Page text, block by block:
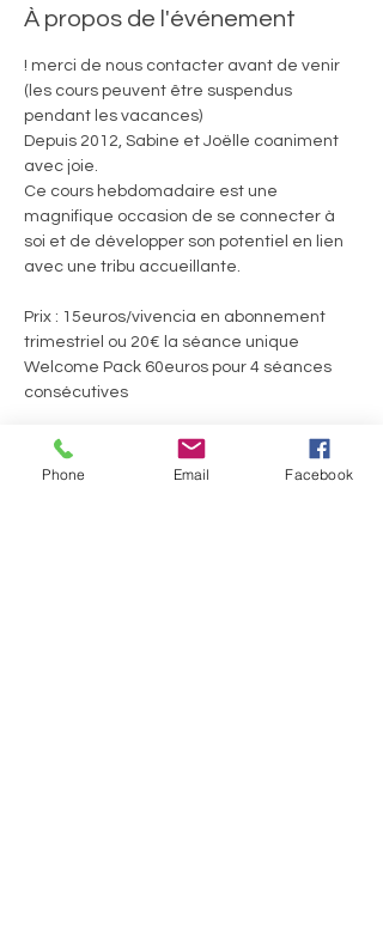
À propos de l'événement
! merci de nous contacter avant de venir
(les cours peuvent être suspendus
pendant les vacances)
Depuis 2012, Sabine et Joëlle coaniment
avec joie.
Ce cours hebdomadaire est une
magnifique occasion de se connecter à
soi et de développer son potentiel en lien
avec une tribu accueillante.
Prix : 15euros/vivencia en abonnement
trimestriel ou 20€ la séance unique
Welcome Pack 60euros pour 4 séances
consécutives
Ils.Elles témoignent :
En lire plus >
Phone Email Facebook